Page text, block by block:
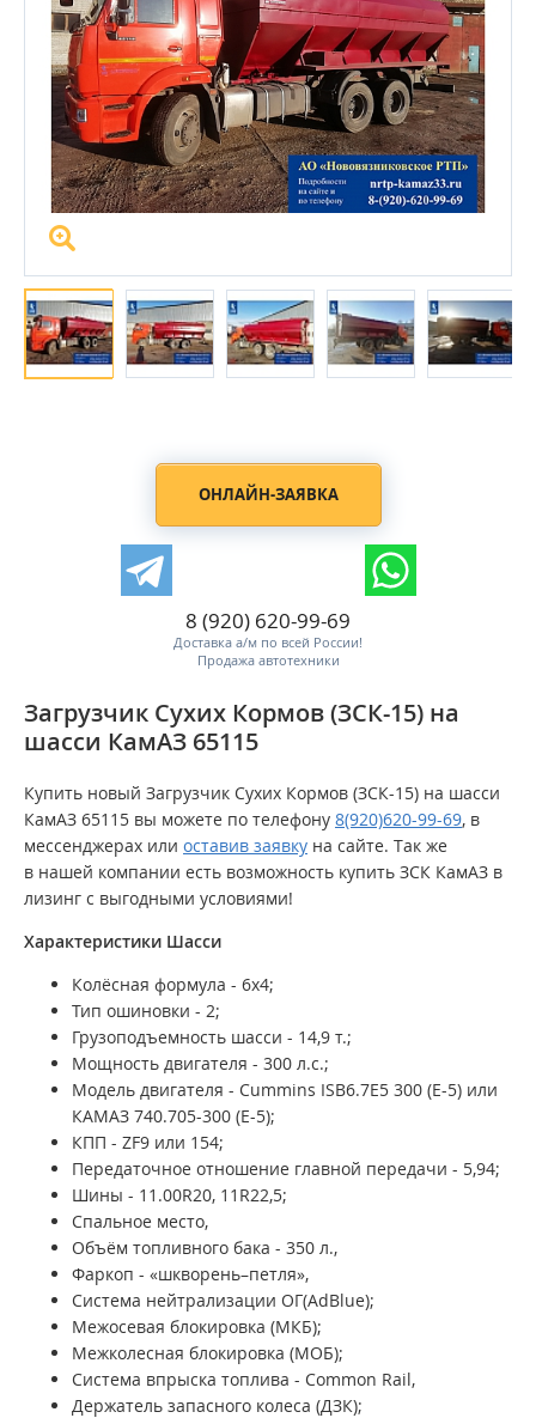
ФОТОГАЛЕРЕЯ
КОНТАКТНАЯ ИНФОРМАЦИЯ
ОНЛАЙН-ЗАЯВКА
8 (920) 620-99-69
Доставка а/м по всей России!
Продажа автотехники
Загрузчик Сухих Кормов (ЗСК-15) на
шасси КамАЗ 65115
Купить новый Загрузчик Сухих Кормов (ЗСК-15) на шасси
КамАЗ 65115 вы можете по телефону 8(920)620-99-69, в
мессенджерах или оставив заявку на сайте. Так же
в нашей компании есть возможность купить ЗСК КамАЗ в
лизинг с выгодными условиями!
Характеристики Шасси
Колёсная формула - 6х4;
Тип ошиновки - 2;
Грузоподъемность шасси - 14,9 т.;
Мощность двигателя - 300 л.с.;
Модель двигателя - Cummins ISB6.7E5 300 (Е-5) или
КАМАЗ 740.705-300 (Е-5);
КПП - ZF9 или 154;
Передаточное отношение главной передачи - 5,94;
Шины - 11.00R20, 11R22,5;
Спальное место,
Объём топливного бака - 350 л.,
Фаркоп - «шкворень–петля»,
Система нейтрализации ОГ(AdBlue);
Межосевая блокировка (МКБ);
Межколесная блокировка (МОБ);
Система впрыска топлива - Common Rail,
Держатель запасного колеса (ДЗК);